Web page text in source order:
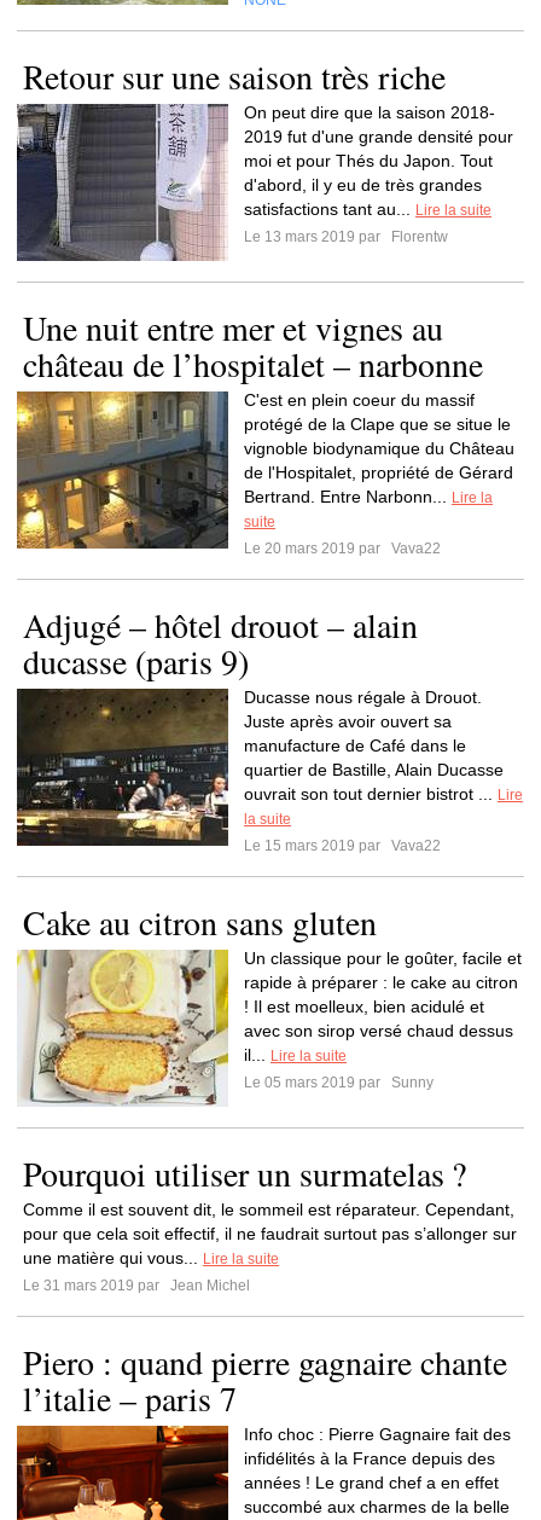
Retour sur une saison très riche
On peut dire que la saison 2018-
2019 fut d'une grande densité pour
moi et pour Thés du Japon. Tout
d'abord, il y eu de très grandes
satisfactions tant au...
Lire la suite
Le 13 mars 2019 par
Florentw
Une nuit entre mer et vignes au
château de l’hospitalet – narbonne
C'est en plein coeur du massif
protégé de la Clape que se situe le
vignoble biodynamique du Château
de l'Hospitalet, propriété de Gérard
Bertrand. Entre Narbonn...
Lire la
suite
Le 20 mars 2019 par
Vava22
Adjugé – hôtel drouot – alain
ducasse (paris 9)
Ducasse nous régale à Drouot.
Juste après avoir ouvert sa
manufacture de Café dans le
quartier de Bastille, Alain Ducasse
ouvrait son tout dernier bistrot ...
Lire
la suite
Le 15 mars 2019 par
Vava22
Cake au citron sans gluten
Un classique pour le goûter, facile et
rapide à préparer : le cake au citron
! Il est moelleux, bien acidulé et
avec son sirop versé chaud dessus
il...
Lire la suite
Le 05 mars 2019 par
Sunny
Pourquoi utiliser un surmatelas ?
Comme il est souvent dit, le sommeil est réparateur. Cependant,
pour que cela soit effectif, il ne faudrait surtout pas s’allonger sur
une matière qui vous...
Lire la suite
Le 31 mars 2019 par
Jean Michel
Piero : quand pierre gagnaire chante
l’italie – paris 7
Info choc : Pierre Gagnaire fait des
infidélités à la France depuis des
années ! Le grand chef a en effet
succombé aux charmes de la belle